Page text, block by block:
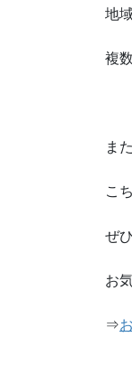
地
複
また
こ
ぜ
お
⇒